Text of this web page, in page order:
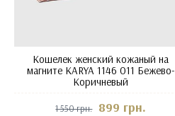
Кошелек женский кожаный на
магните KARYA 1146 011 Бежево-
Коричневый
1 550 грн. 899 грн.